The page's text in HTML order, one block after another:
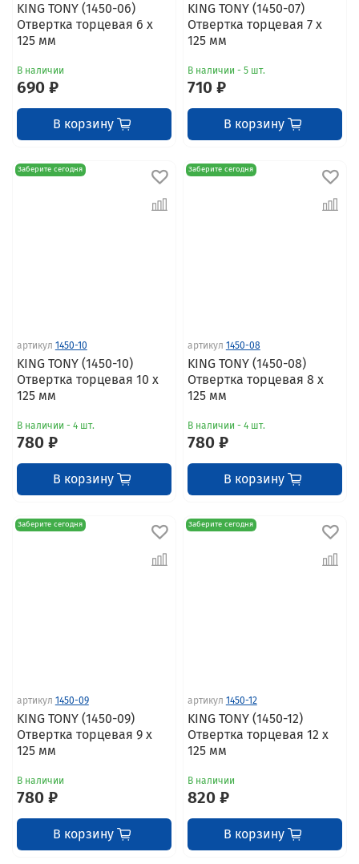
KING TONY (1450-06)
Отвертка торцевая 6 x
125 мм
В наличии
690 ₽
В корзину
KING TONY (1450-07)
Отвертка торцевая 7 x
125 мм
В наличии - 5 шт.
710 ₽
В корзину
Заберите сегодня
артикул 1450-10
KING TONY (1450-10)
Отвертка торцевая 10 x
125 мм
В наличии - 4 шт.
780 ₽
В корзину
Заберите сегодня
артикул 1450-08
KING TONY (1450-08)
Отвертка торцевая 8 x
125 мм
В наличии - 4 шт.
780 ₽
В корзину
Заберите сегодня
артикул 1450-09
KING TONY (1450-09)
Отвертка торцевая 9 x
125 мм
В наличии
780 ₽
В корзину
Заберите сегодня
артикул 1450-12
KING TONY (1450-12)
Отвертка торцевая 12 x
125 мм
В наличии
820 ₽
В корзину